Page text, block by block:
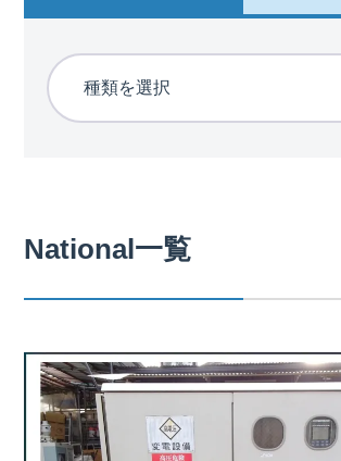
National一覧